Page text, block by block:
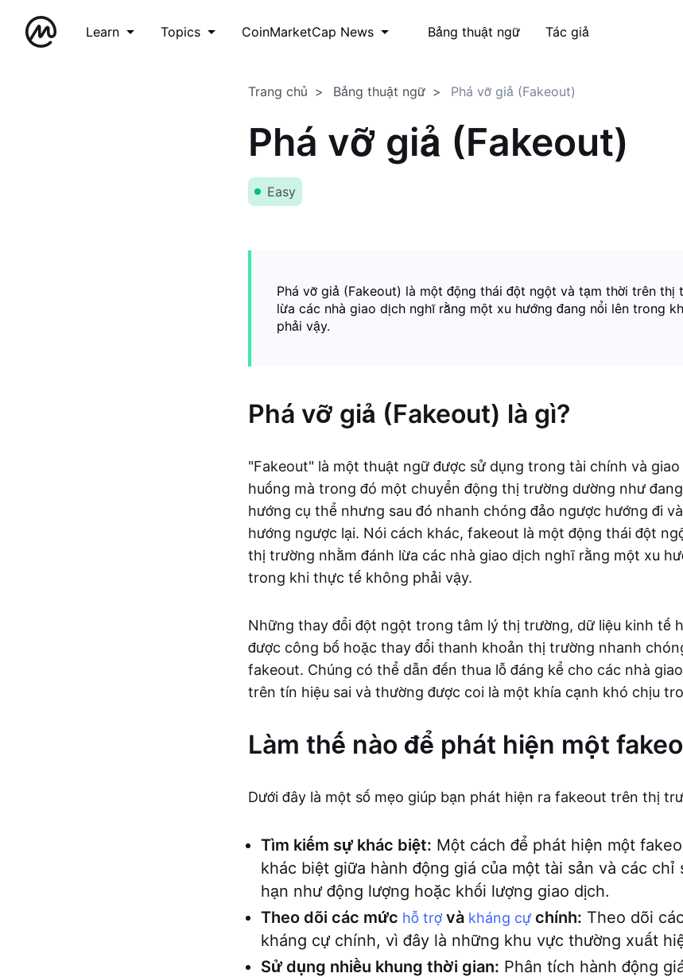
Learn Topics CoinMarketCap News Bảng thuật ngữ Tác giả
Trang chủ Bảng thuật ngữ Phá vỡ giả (Fakeout)
Phá vỡ giả (Fakeout)
Easy
Phá vỡ giả (Fakeout) là một động thái đột ngột và tạm thời trên thị
lừa các nhà giao dịch nghĩ rằng một xu hướng đang nổi lên trong
phải vậy.
Phá vỡ giả (Fakeout) là gì?
"Fakeout" là một thuật ngữ được sử dụng trong tài chính và
huống mà trong đó một chuyển động thị trường dường như
hướng cụ thể nhưng sau đó nhanh chóng đảo ngược hướng đi
hướng ngược lại. Nói cách khác, fakeout là một động thái đột
thị trường nhằm đánh lừa các nhà giao dịch nghĩ rằng một xu
trong khi thực tế không phải vậy.
Những thay đổi đột ngột trong tâm lý thị trường, dữ liệu kinh tế
được công bố hoặc thay đổi thanh khoản thị trường nhanh
fakeout. Chúng có thể dẫn đến thua lỗ đáng kể cho các nhà
trên tín hiệu sai và thường được coi là một khía cạnh khó chịu
Làm thế nào để phát hiện một
Dưới đây là một số mẹo giúp bạn phát hiện ra fakeout trên thị
Tìm kiếm sự khác biệt: Một cách để phát hiện một
khác biệt giữa hành động giá của một tài sản và các chỉ
hạn như động lượng hoặc khối lượng giao dịch.
Theo dõi các mức hỗ trợ và kháng cự chính: Theo dõi
kháng cự chính, vì đây là những khu vực thường xuất
Sử dụng nhiều khung thời gian: Phân tích hành động